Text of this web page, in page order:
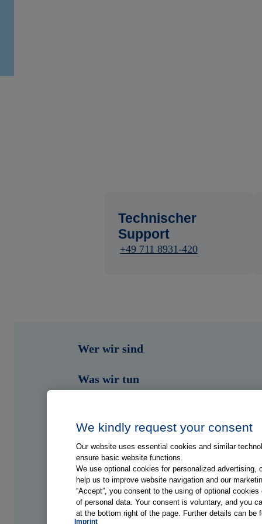
Technischer
Support
+49 711 8931-420
Wer wir sind
Was wir tun
Portale
Jobs
We kindly request your consent
Our website uses essential cookies and similar
ensure basic website functions.
We use optional cookies for personalized
help us to improve website navigation and our
“Accept”, you consent to the using of optional
of personal data. Your consent is voluntary, and you
at the bottom right of the page. Further details can be
Imprint